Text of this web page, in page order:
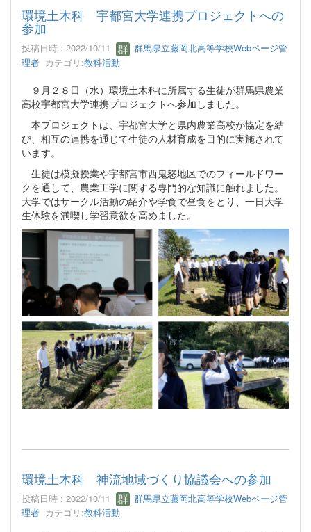
環境土木科 宇都宮大学連携プロジェクトへの
参加
投稿日時 : 2022/10/11
群馬県立藤岡北高等学校Webページ管
理者 カテゴリ:教科活動
９月２８日（水）環境土木科に所属する生徒が群馬県農業
高校宇都宮大学連携プロジェクトへ参加しました。
本プロジェクトは、宇都宮大学と県内農業高校が協定を結
び、相互の連携を通じて生徒の人材育成を目的に実施されて
います。
生徒は模擬授業や宇都宮市西鬼怒地区でのフィールドワー
クを通して、農業工学に関する専門的な知識に触れました。
大学ではサークル活動の紹介や学食で昼食をとり、一日大学
生体験を満喫し学習意欲を高めました。
環境土木科 神流地域づくり協議会への参加
投稿日時 : 2022/10/11
群馬県立藤岡北高等学校Webページ管
理者 カテゴリ:教科活動